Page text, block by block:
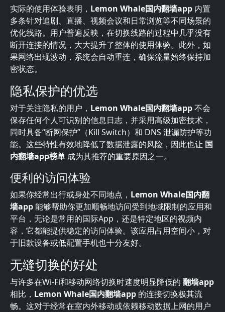
实际的使用体验表明， Lemon Whale国内翻墙app 内置
多条针对追剧、直播、视频会议和日常浏览等不同场景的
优化线路。用户普遍反映，在切换线路的过程中几乎没有
断开连接的情况，大大提升了整体的使用体验。此外，如
果网络出现波动，系统会自动重连，确保流量始终保持加
密状态。
隐私保护的优选
对于关注隐私的用户， Lemon Whale国内翻墙app不会
保存任何个人可识别的信息日志，并采用高级加密技术，
同时具备“断网保护”（Kill Switch）和 DNS 泄漏防护等功
能。这些特性有效地降低了数据泄露的风险，因此也让 国
内翻墙app榜单 成为其推荐的重要原因之一。
便利的访问体验
如果你经常出行或身处不同地点， Lemon Whale国内翻
墙app能够帮助你更加顺畅地访问受到地域限制的应用和
平台，无论是常用的国际App，还是特定地区的视频内
容，它都能提供稳定的访问体验。该应用占用空间小，对
于旧款设备或低配置手机也十分友好。
无缝切换的好处
与许多在Wi-Fi和移动网络切换时速度明显降低的 翻墙app
相比， Lemon Whale国内翻墙app 的连接切换极其流
畅。这对于经常在室内外移动或依赖移动数据上网的用户